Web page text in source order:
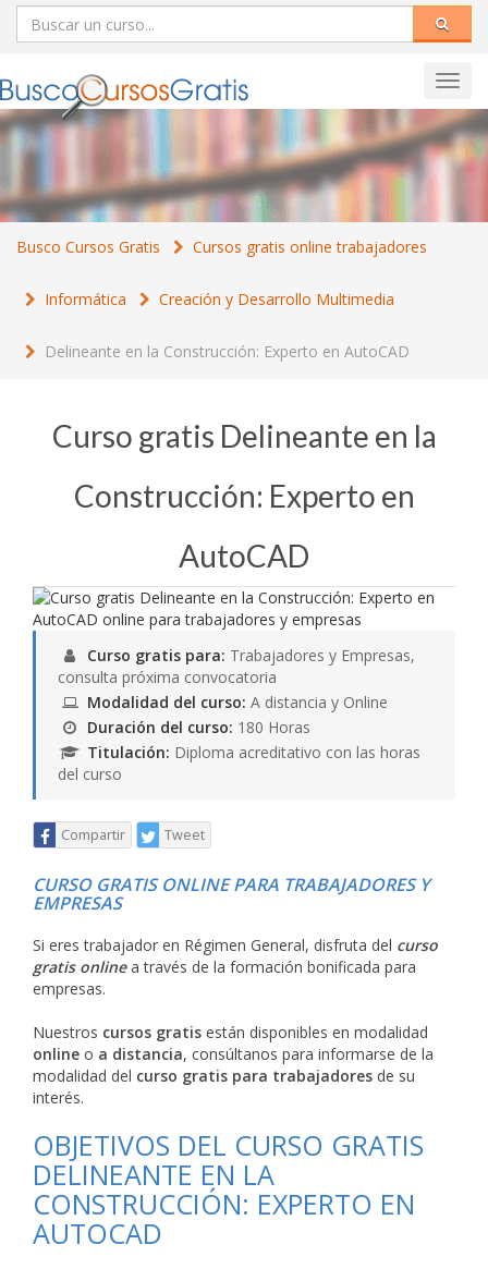
Busco Cursos Gratis Cursos gratis online trabajadores
Informática Creación y Desarrollo Multimedia
Delineante en la Construcción: Experto en AutoCAD
Curso gratis Delineante en la
Construcción: Experto en
AutoCAD
Curso gratis para: Trabajadores y Empresas,
consulta próxima convocatoria
Modalidad del curso: A distancia y Online
Duración del curso: 180 Horas
Titulación: Diploma acreditativo con las horas
del curso
Compartir Tweet
CURSO GRATIS ONLINE PARA TRABAJADORES Y
EMPRESAS
Si eres trabajador en Régimen General, disfruta del curso
gratis onlinea través de la formación bonificada para
empresas.
Nuestros cursos gratis están disponibles en modalidad
online o a distancia, consúltanos para informarse de la
modalidad del curso gratis para trabajadores de su
interés.
OBJETIVOS DEL CURSO GRATIS
DELINEANTE EN LA
CONSTRUCCIÓN: EXPERTO EN
AUTOCAD